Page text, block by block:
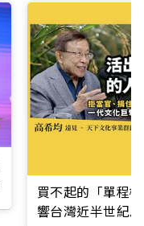
買不起的「單程
響台灣近半世紀